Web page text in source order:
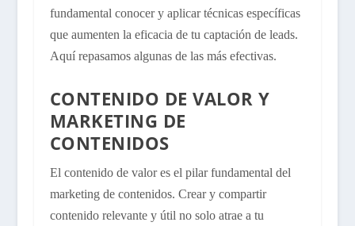
fundamental conocer y aplicar técnicas específicas
que aumenten la eficacia de tu captación de leads.
Aquí repasamos algunas de las más efectivas.
CONTENIDO DE VALOR Y
MARKETING DE
CONTENIDOS
El contenido de valor es el pilar fundamental del
marketing de contenidos. Crear y compartir
contenido relevante y útil no solo atrae a tu